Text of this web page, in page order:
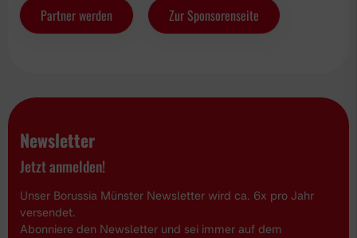
Partner werden Zur Sponsorenseite
Newsletter
Jetzt anmelden!
Unser Borussia Münster Newsletter wird ca. 6x pro Jahr
versendet.
Abonniere den Newsletter und sei immer auf dem